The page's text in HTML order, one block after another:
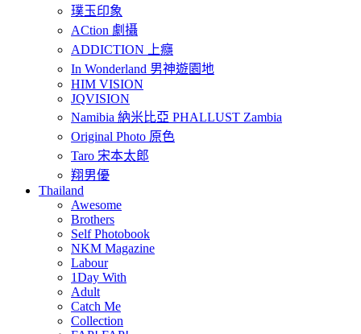
璞玉印象
ACtion 劇攝
ADDICTION 上癮
In Wonderland 男神遊園地
HIM VISION
JQVISION
Namibia 納米比亞 PHALLUST Zambia
Original Photo 原色
Taro 宋本太郎
翔男優
Thailand
Awesome
Brothers
Self Photobook
NKM Magazine
Labour
1Day With
Adult
Catch Me
Collection